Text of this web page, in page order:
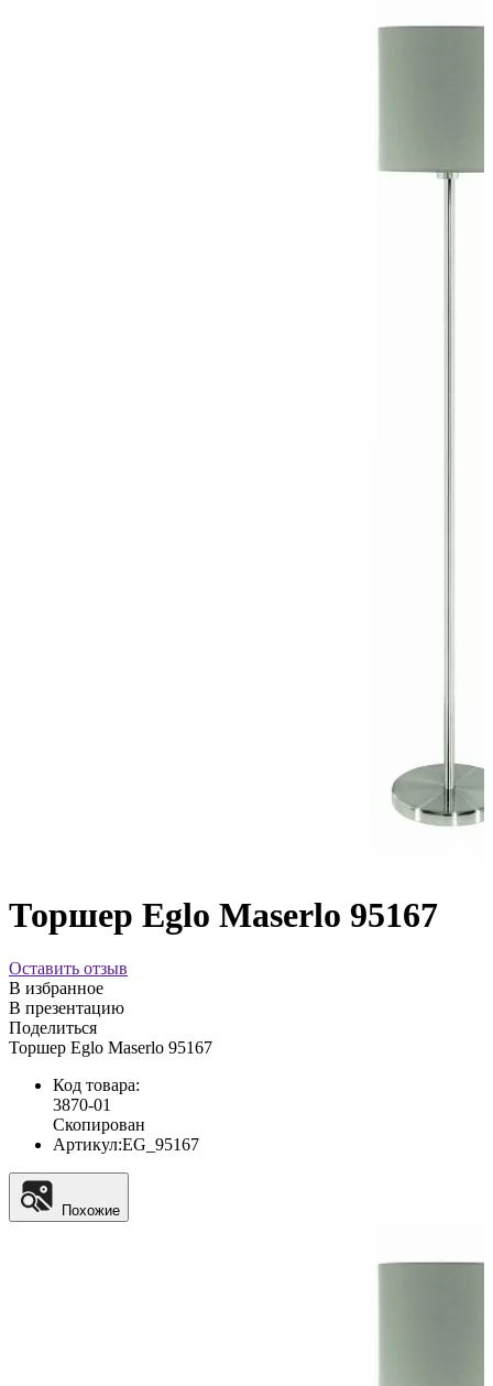
Торшер Eglo Maserlo 95167
Оставить отзыв
В избранное
В презентацию
Поделиться
Торшер Eglo Maserlo 95167
Код товара:
3870-01
Скопирован
Артикул:EG_95167
Похожие